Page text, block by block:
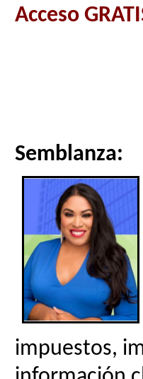
Acceso
Semblanza:
impuestos,